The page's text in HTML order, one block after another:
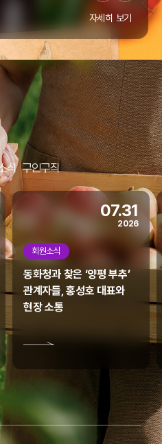
자세히 보기
"온라인도매시장 창업지원사업" 공고(~4/10까지)
업을 이끌 청년의
와 같이 모집
식 구인구직
07.31
2026
회원소식
동화청과 찾은 ‘양평 부추’
관계자들, 홍성호 대표와
현장 소통